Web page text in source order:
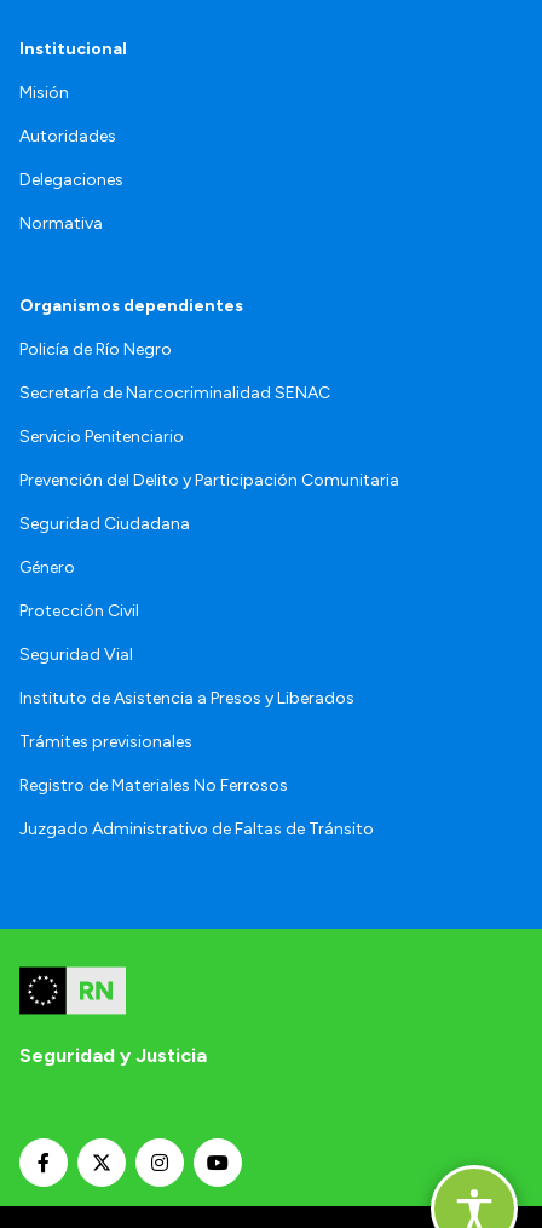
Institucional
Misión
Autoridades
Delegaciones
Normativa
Organismos dependientes
Policía de Río Negro
Secretaría de Narcocriminalidad SENAC
Servicio Penitenciario
Prevención del Delito y Participación Comunitaria
Seguridad Ciudadana
Género
Protección Civil
Seguridad Vial
Instituto de Asistencia a Presos y Liberados
Trámites previsionales
Registro de Materiales No Ferrosos
Juzgado Administrativo de Faltas de Tránsito
Seguridad y Justicia